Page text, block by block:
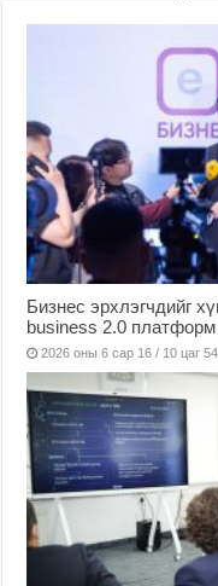
Бизнес эрхлэгчдийг
business 2.0 платформ
2026 оны 6 сар 16 / 10 цаг